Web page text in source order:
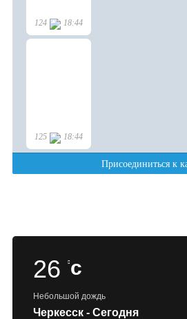
26 c
Небольшой дождь
Черкесск - Сегодня